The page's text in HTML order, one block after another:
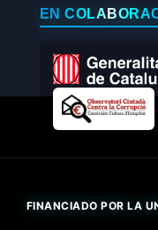
EN
FINANCIADO POR LA